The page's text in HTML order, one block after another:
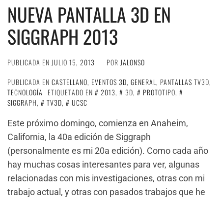
NUEVA PANTALLA 3D EN
SIGGRAPH 2013
PUBLICADA EN JULIO 15, 2013 POR JALONSO
PUBLICADA EN CASTELLANO, EVENTOS 3D, GENERAL, PANTALLAS TV3D,
TECNOLOGÍA
ETIQUETADO EN 2013, 3D, PROTOTIPO,
SIGGRAPH, TV3D,
UCSC
Este próximo domingo, comienza en Anaheim,
California, la 40a edición de Siggraph
(personalmente es mi 20a edición). Como cada año
hay muchas cosas interesantes para ver, algunas
relacionadas con mis investigaciones, otras con mi
trabajo actual, y otras con pasados trabajos que he